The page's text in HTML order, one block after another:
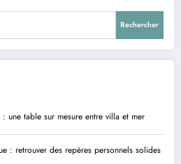
Rechercher
une table sur mesure entre villa et mer
: retrouver des repères personnels solides